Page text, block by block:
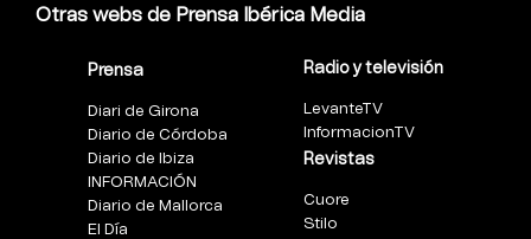
Otras webs de Prensa Ibérica Media
Prensa
Diari de Girona
Diario de Córdoba
Diario de Ibiza
INFORMACIÓN
Diario de Mallorca
El Día
Radio y televisión
LevanteTV
InformacionTV
Revistas
Cuore
Stilo